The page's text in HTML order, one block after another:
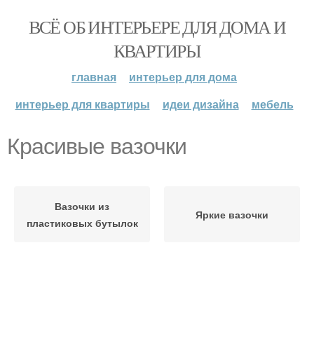
ВСЁ ОБ ИНТЕРЬЕРЕ ДЛЯ ДОМА И
КВАРТИРЫ
главная
интерьер для дома
интерьер для квартиры
идеи дизайна мебель
Красивые вазочки
Вазочки из
пластиковых бутылок
Яркие вазочки